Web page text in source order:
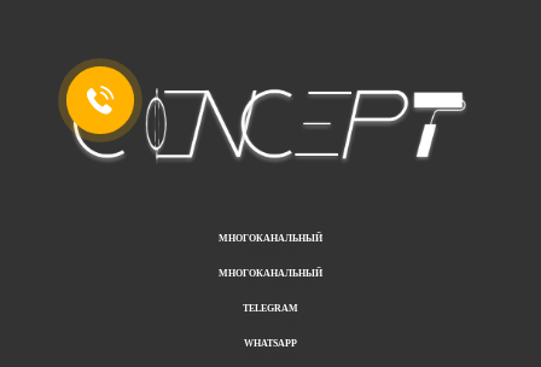
МНОГОКАНАЛЬНЫЙ
МНОГОКАНАЛЬНЫЙ
TELEGRAM
WHATSAPP